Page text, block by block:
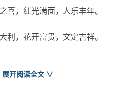
，红光满面，人乐丰年。
，花开富贵，文定吉祥。
展开阅读全文 ∨